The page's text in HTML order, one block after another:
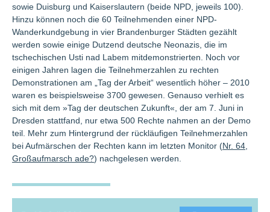
sowie Duisburg und Kaiserslautern (beide NPD, jeweils 100).
Hinzu können noch die 60 Teilnehmenden einer NPD-
Wanderkundgebung in vier Brandenburger Städten gezählt
werden sowie einige Dutzend deutsche Neonazis, die im
tschechischen Usti nad Labem mitdemonstrierten. Noch vor
einigen Jahren lagen die Teilnehmerzahlen zu rechten
Demonstrationen am „Tag der Arbeit“ wesentlich höher – 2010
waren es beispielsweise 3700 gewesen. Genauso verhielt es
sich mit dem »Tag der deutschen Zukunft«, der am 7. Juni in
Dresden stattfand, nur etwa 500 Rechte nahmen an der Demo
teil. Mehr zum Hintergrund der rückläufigen Teilnehmerzahlen
bei Aufmärschen der Rechten kann im letzten Monitor (Nr. 64,
Großaufmarsch ade?) nachgelesen werden.